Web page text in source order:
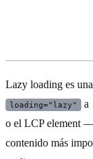
Lazy loading es
loading="lazy" a
o el LCP element
contenido más